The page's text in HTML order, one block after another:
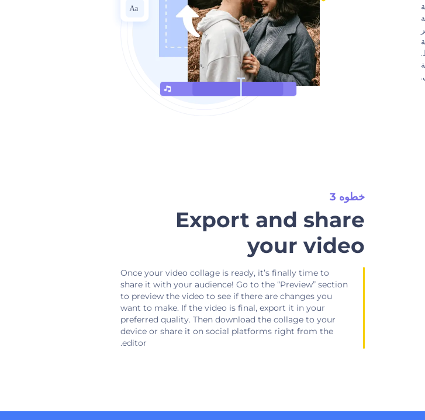
خطوه 3
Export and share
your video
Once your video collage is ready, it’s finally time to
share it with your audience! Go to the “Preview” section
to preview the video to see if there are changes you
want to make. If the video is final, export it in your
preferred quality. Then download the collage to your
device or share it on social platforms right from the
editor.